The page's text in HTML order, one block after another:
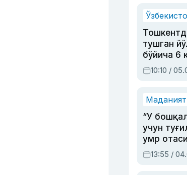
тушган
бўйича 6
ҳукми
10:10 /
Маданият
“У
учун
умр
актриса
устаси
13:55 /